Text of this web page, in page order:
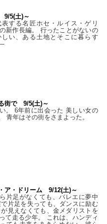
9/5(土)～
する名匠ホセ・ルイス・ゲリ
新作長編。 行ったことがないの
い、ある土地とそこに暮らす
街で 9/5(土)～
。 6年前に出会った 美しい女の
青年はその街をさまよった。
ア・ドリーム 9/12(土)～
片足がなくても、バレエに夢中
片足を失っても、ダンスに励む
見えなくても、金メダリストを
て走る少年。 これは、ハンディ